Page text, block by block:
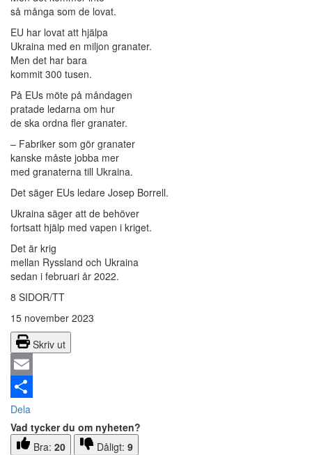
så många som de lovat.
EU har lovat att hjälpa
Ukraina med en miljon granater.
Men det har bara
kommit 300 tusen.
På EUs möte på måndagen
pratade ledarna om hur
de ska ordna fler granater.
– Fabriker som gör granater
kanske måste jobba mer
med granaterna till Ukraina.
Det säger EUs ledare Josep Borrell.
Ukraina säger att de behöver
fortsatt hjälp med vapen i kriget.
Det är krig
mellan Ryssland och Ukraina
sedan i februari år 2022.
8 SIDOR/TT
15 november 2023
Skriv ut
Email
Dela
Vad tycker du om nyheten?
Bra: 20 Dåligt: 9